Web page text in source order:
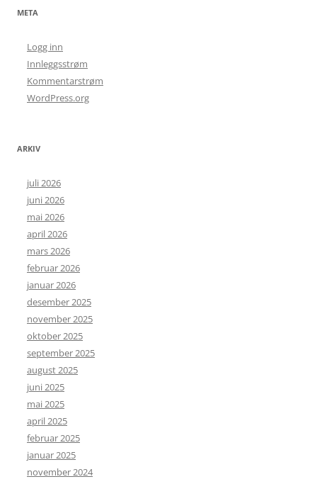
META
Logg inn
Innleggsstrøm
Kommentarstrøm
WordPress.org
ARKIV
juli 2026
juni 2026
mai 2026
april 2026
mars 2026
februar 2026
januar 2026
desember 2025
november 2025
oktober 2025
september 2025
august 2025
juni 2025
mai 2025
april 2025
februar 2025
januar 2025
november 2024